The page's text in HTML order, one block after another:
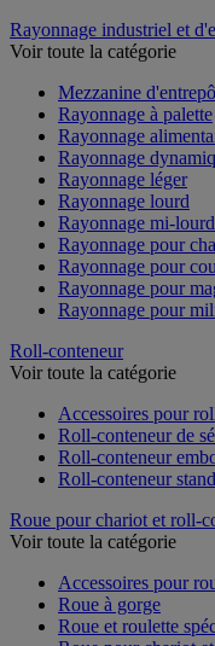
Rayonnage industriel et
Voir toute la catégorie
Mezzanine
Rayonnage à palette
Rayonnage
Rayonnage
Rayonnage léger
Rayonnage lourd
Rayonnage mi-lourd
Rayonnage pour
Rayonnage pour
Rayonnage pour
Rayonnage pour
Roll-conteneur
Voir toute la catégorie
Accessoires pour
Roll-conteneur de
Roll-conteneur
Roll-conteneur
Roue pour chariot et roll-
Voir toute la catégorie
Accessoires pour
Roue à gorge
Roue et roulette